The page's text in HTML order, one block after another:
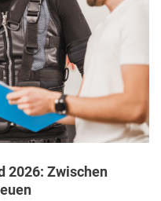
2026: Zwischen